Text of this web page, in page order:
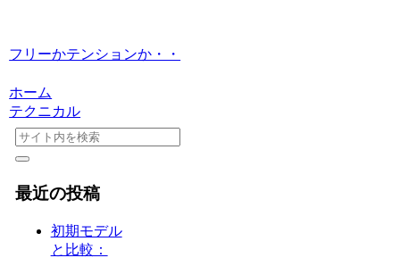
フリーかテンションか・・
ホーム
テクニカル
最近の投稿
初期モデル
と比較：